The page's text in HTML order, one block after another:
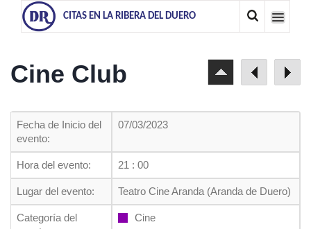
CITAS EN LA RIBERA DEL DUERO
Cine Club
Fecha de Inicio del
evento:
07/03/2023
Hora del evento: 21 : 00
Lugar del evento: Teatro Cine Aranda (Aranda de Duero)
Categoría del
Cine